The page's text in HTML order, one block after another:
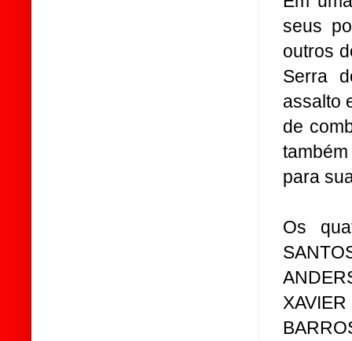
seus
outros
Serra
assalto
de
para
Os